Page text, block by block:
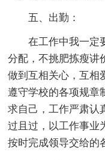
五、出勤：
在工作中我一定
分配，不挑肥拣瘦讲
做到互相关心，互相
遵守学校的各项规章
求自己，工作严肃认
过且过，以工作事业
按时完成领导交给的